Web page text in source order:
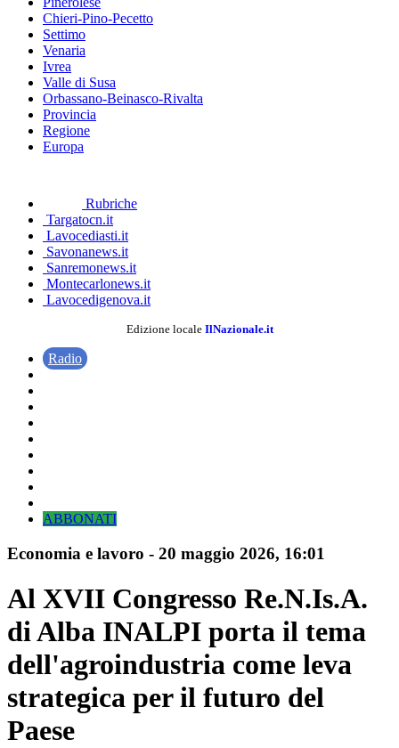
Chieri-Pino-Pecetto
Settimo
Venaria
Ivrea
Valle di Susa
Orbassano-Beinasco-Rivalta
Provincia
Regione
Europa
Rubriche
Targatocn.it
Lavocediasti.it
Savonanews.it
Sanremonews.it
Montecarlonews.it
Lavocedigenova.it
Edizione locale IlNazionale.it
Radio
ABBONATI
Economia e lavoro - 20 maggio 2026, 16:01
Al XVII Congresso Re.N.Is.A.
di Alba INALPI porta il tema
dell'agroindustria come leva
strategica per il futuro del
Paese